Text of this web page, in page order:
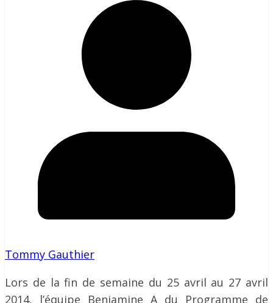
Tommy Gauthier
Lors de la fin de semaine du 25 avril au 27 avril
2014, l’équipe Benjamine A du Programme de